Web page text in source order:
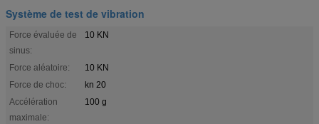
Système de test de vibration
Force évaluée de
sinus:
10 KN
Force aléatoire:
10 KN
Force de choc:
kn 20
Accélération
maximale:
100 g